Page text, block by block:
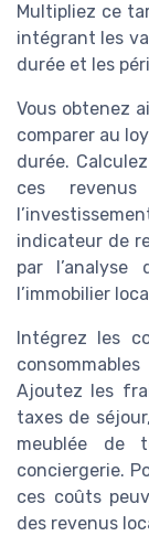
Multipliez ce
intégrant les
durée et les
Vous obtenez
comparer au
durée.
ces
indicateur de
par
l’immobilier
Intégrez les
Ajoutez les
taxes de
meublée de
conciergerie.
ces coûts
des revenus